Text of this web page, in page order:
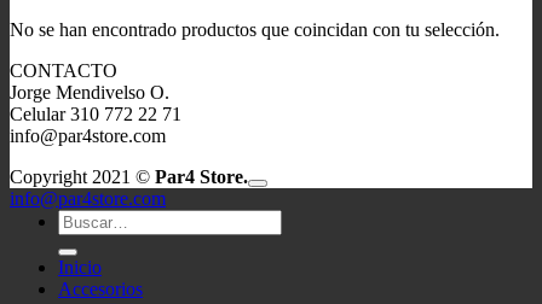
No se han encontrado productos que coincidan con tu selección.
CONTACTO
Jorge Mendivelso O.
Celular 310 772 22 71
info@par4store.com
Copyright 2021 © Par4 Store.
info@par4store.com
Buscar
por:
Inicio
Accesorios